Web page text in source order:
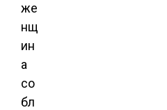
же
нщ
ин
а
со
бл